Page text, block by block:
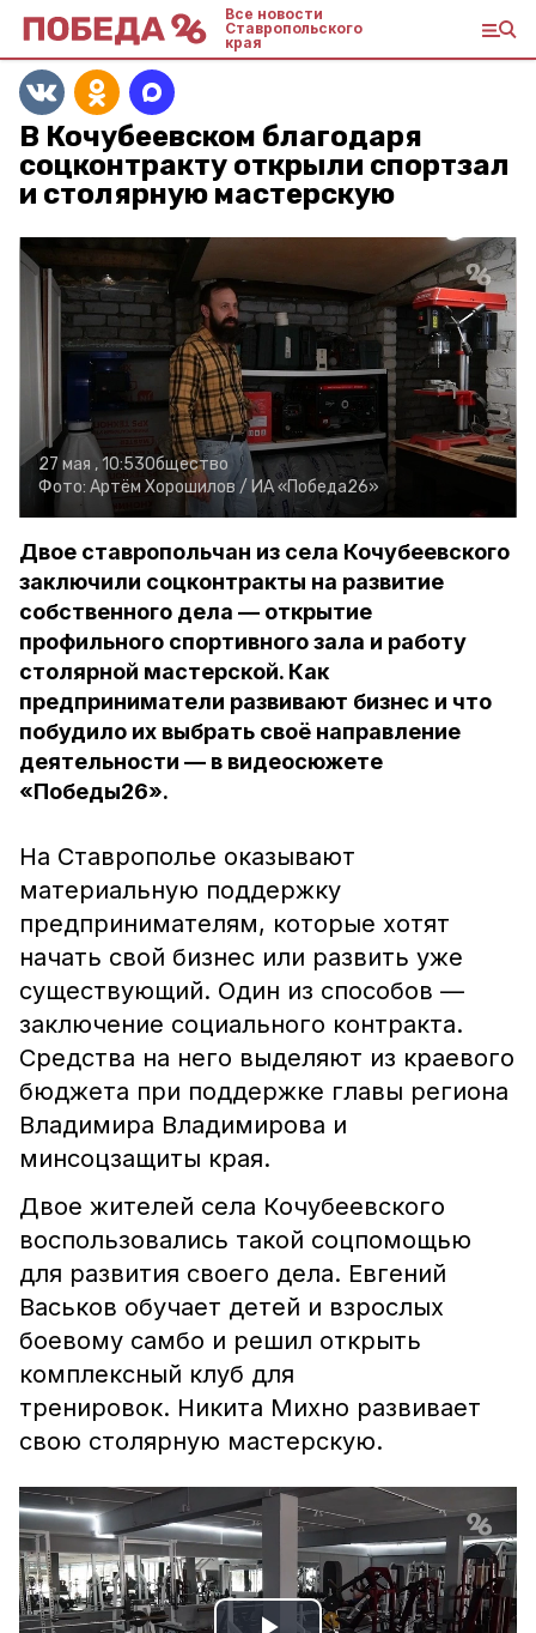
Все новости
Ставропольского
края
В Кочубеевском благодаря
соцконтракту открыли спортзал
и столярную мастерскую
27 мая , 10:53Общество
Фото: Артём Хорошилов / ИА «Победа26»
Двое ставропольчан из села Кочубеевского
заключили соцконтракты на развитие
собственного дела — открытие
профильного спортивного зала и работу
столярной мастерской. Как
предприниматели развивают бизнес и что
побудило их выбрать своё направление
деятельности — в видеосюжете
«Победы26».
На Ставрополье оказывают
материальную поддержку
предпринимателям, которые хотят
начать свой бизнес или развить уже
существующий. Один из способов —
заключение социального контракта.
Средства на него выделяют из краевого
бюджета при поддержке главы региона
Владимира Владимирова и
минсоцзащиты края.
Двое жителей села Кочубеевского
воспользовались такой соцпомощью
для развития своего дела. Евгений
Васьков обучает детей и взрослых
боевому самбо и решил открыть
комплексный клуб для
тренировок. Никита Михно развивает
свою столярную мастерскую.